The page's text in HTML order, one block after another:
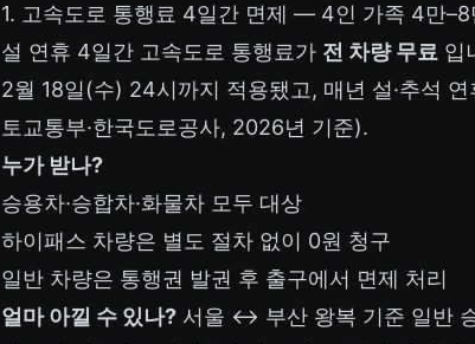
1. 고속도로 통행료 4일간 면제 — 4인 가족 4만–8
설 연휴 4일간 고속도로 통행료가 전 차량 무료 입
2월 18일(수) 24시까지 적용됐고, 매년 설·추석
토교통부·한국도로공사, 2026년 기준).
누가 받나?
승용차·승합차·화물차 모두 대상
하이패스 차량은 별도 절차 없이 0원 청구
일반 차량은 통행권 발권 후 출구에서 면제 처리
얼마 아낄 수 있나? 서울 ↔ 부산 왕복 기준 일반